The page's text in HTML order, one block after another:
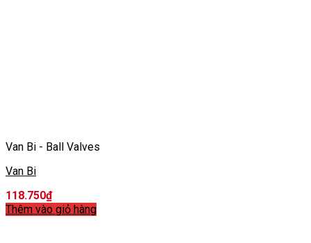
Van Bi - Ball Valves
Van Bi
118.750₫
Thêm vào giỏ hàng